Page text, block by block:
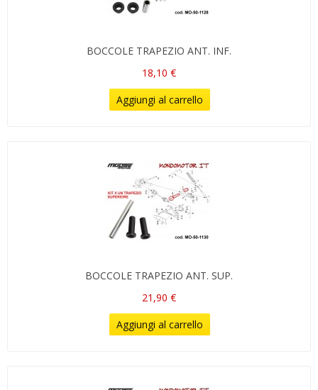
BOCCOLE TRAPEZIO ANT. INF.
18,10 €
Aggiungi al carrello
BOCCOLE TRAPEZIO ANT. SUP.
21,90 €
Aggiungi al carrello